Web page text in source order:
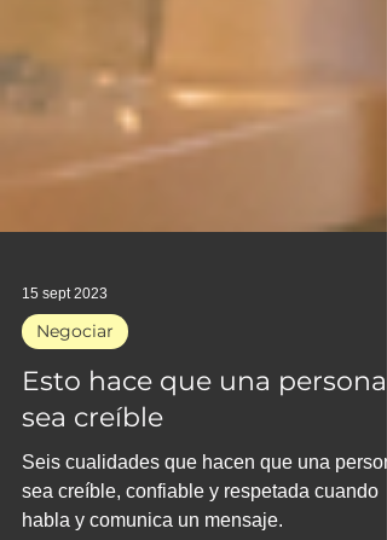
15 sept 2023
Negociar
Esto hace que una persona
sea creíble
Seis cualidades que hacen que una
sea creíble, confiable y respetada cuando